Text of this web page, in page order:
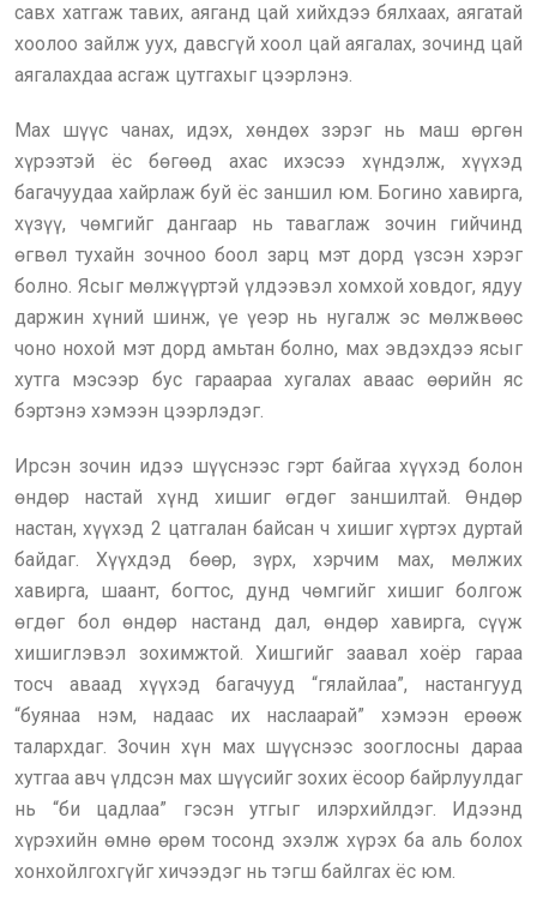
савх хатгаж тавих, аяганд цай хийхдээ бялхаах, аягатай
хоолоо зайлж уух, давсгүй хоол цай аягалах, зочинд цай
аягалахдаа асгаж цутгахыг цээрлэнэ.
Мах шүүс чанах, идэх, хөндөх зэрэг нь маш өргөн
хүрээтэй ёс бөгөөд ахас ихэсээ хүндэлж, хүүхэд
багачуудаа хайрлаж буй ёс заншил юм. Богино хавирга,
хүзүү, чөмгийг дангаар нь таваглаж зочин гийчинд
өгвөл тухайн зочноо боол зарц мэт дорд үзсэн хэрэг
болно. Ясыг мөлжүүртэй үлдээвэл хомхой ховдог, ядуу
даржин хүний шинж, үе үеэр нь нугалж эс мөлжвөөс
чоно нохой мэт дорд амьтан болно, мах эвдэхдээ ясыг
хутга мэсээр бус гараараа хугалах аваас өөрийн яс
бэртэнэ хэмээн цээрлэдэг.
Ирсэн зочин идээ шүүснээс гэрт байгаа хүүхэд болон
өндөр настай хүнд хишиг өгдөг заншилтай. Өндөр
настан, хүүхэд 2 цатгалан байсан ч хишиг хүртэх дуртай
байдаг. Хүүхдэд бөөр, зүрх, хэрчим мах, мөлжих
хавирга, шаант, богтос, дунд чөмгийг хишиг болгож
өгдөг бол өндөр настанд дал, өндөр хавирга, сүүж
хишиглэвэл зохимжтой. Хишгийг заавал хоёр гараа
тосч аваад хүүхэд багачууд “гялайлаа”, настангууд
“буянаа нэм, надаас их наслаарай” хэмээн ерөөж
талархдаг. Зочин хүн мах шүүснээс зооглосны дараа
хутгаа авч үлдсэн мах шүүсийг зохих ёсоор байрлуулдаг
нь “би цадлаа” гэсэн утгыг илэрхийлдэг. Идээнд
хүрэхийн өмнө өрөм тосонд эхэлж хүрэх ба аль болох
хонхойлгохгүйг хичээдэг нь тэгш байлгах ёс юм.